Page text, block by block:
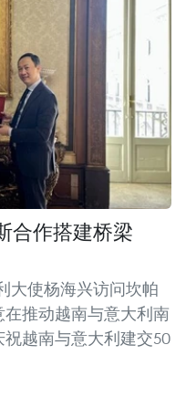
合作搭建桥梁
大使杨海兴访问坎帕
推动越南与意大利南
越南与意大利建交50